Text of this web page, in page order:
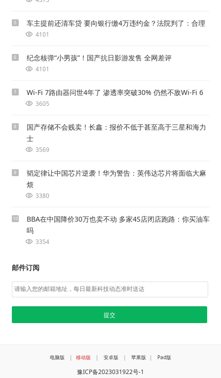
5 车主提前还清车贷 要向银行缴4万违约金？法院判了：合理
4101
6 纪念核弹“小男孩”！国产抗日影游发售 全网差评
4101
7 Wi-Fi 7路由器问世4年了 渗透率突破30% 仍然不敌Wi-Fi 6
3605
8
国产存储不会贱卖！长鑫：报价不低于甚至高于三星和海力
士
3569
9
韬定律让中国芯片逆袭！华为警告：英伟达芯片将面临大麻
烦
3380
10
BBA在中国降价30万也卖不动 多家4S店闭店跑路：你买油车
吗
3354
邮件订阅
电脑版 | 移动版 | 安卓版 | 苹果版 | Pad版
豫ICP备2023031922号-1